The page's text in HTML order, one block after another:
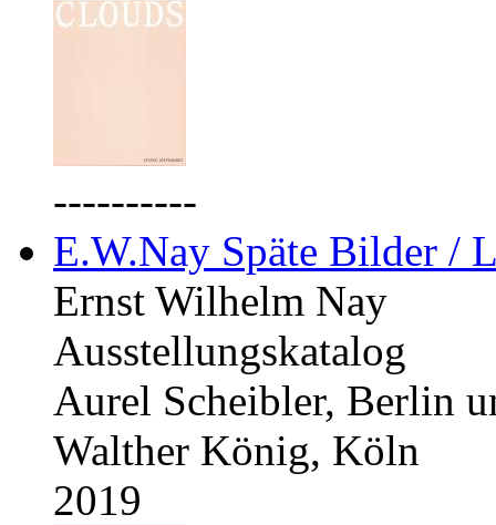
----------
E.W.Nay Späte Bilder /
Ernst Wilhelm Nay
Ausstellungskatalog
Aurel Scheibler, Berlin
Walther König, Köln
2019